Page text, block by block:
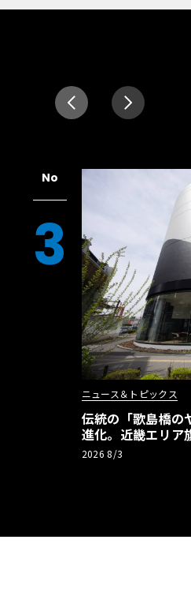
No
3
ニュース＆トピックス
伝統の「歌島橋の
進化。近畿エリア
ーアル
2026 8/3